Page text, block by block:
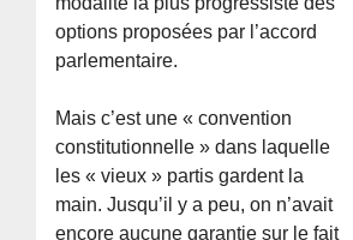
options proposées par l’accord
parlementaire.
Mais c’est une « convention
constitutionnelle » dans laquelle
les « vieux » partis gardent la
main. Jusqu’il y a peu, on n’avait
encore aucune garantie sur le fait